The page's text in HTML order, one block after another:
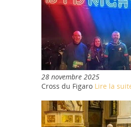
28 novembre 2025
Cross du Figaro Lire la